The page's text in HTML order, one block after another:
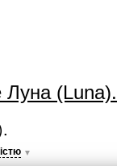
(Luna).
▼